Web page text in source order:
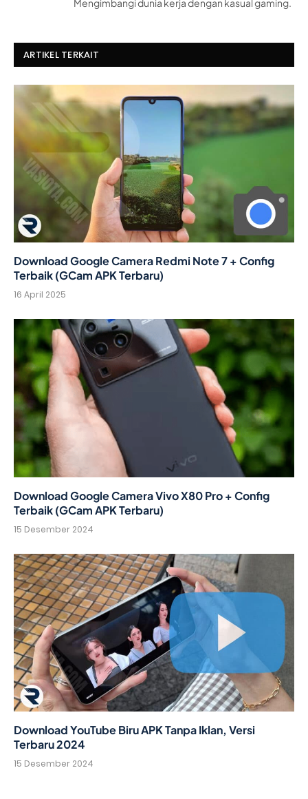
Mengimbangi dunia kerja dengan kasual gaming.
ARTIKEL TERKAIT
Download Google Camera Redmi Note 7 + Config
Terbaik (GCam APK Terbaru)
16 April 2025
Download Google Camera Vivo X80 Pro + Config
Terbaik (GCam APK Terbaru)
15 Desember 2024
Download YouTube Biru APK Tanpa Iklan, Versi
Terbaru 2024
15 Desember 2024